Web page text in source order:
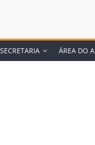
SECRETARIA ÁREA DO